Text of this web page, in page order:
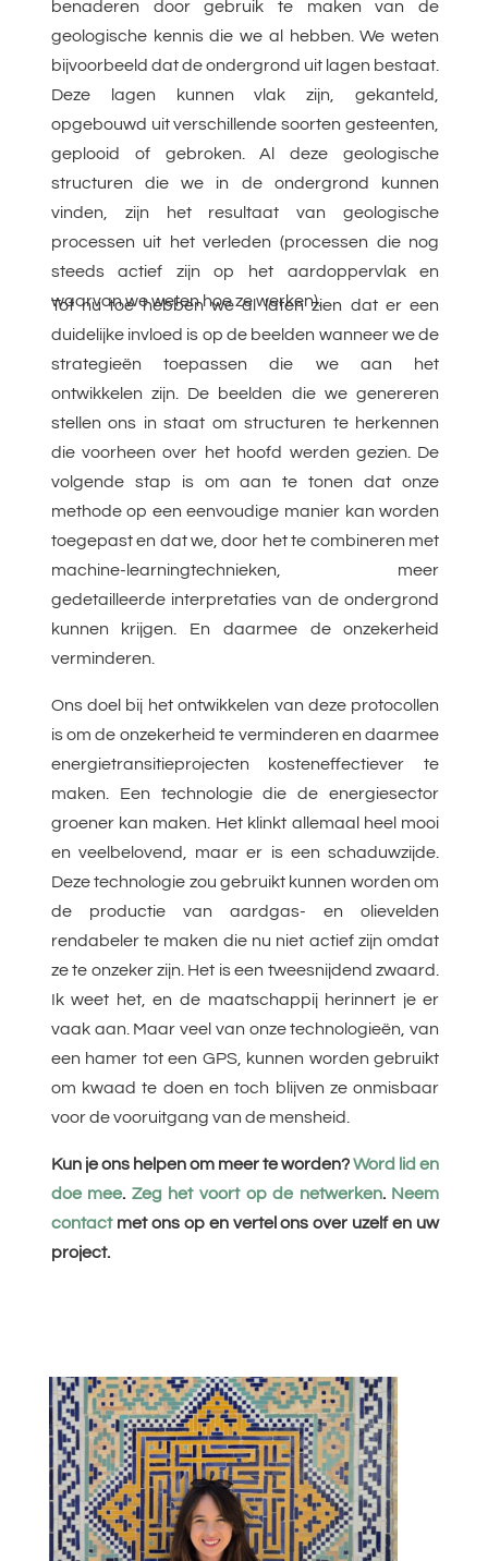
benaderen door gebruik te maken van de
geologische kennis die we al hebben. We weten
bijvoorbeeld dat de ondergrond uit lagen bestaat.
Deze lagen kunnen vlak zijn, gekanteld,
opgebouwd uit verschillende soorten gesteenten,
geplooid of gebroken. Al deze geologische
structuren die we in de ondergrond kunnen
vinden, zijn het resultaat van geologische
processen uit het verleden (processen die nog
steeds actief zijn op het aardoppervlak en
waarvan we weten hoe ze werken).
Tot nu toe hebben we al laten zien dat er een
duidelijke invloed is op de beelden wanneer we de
strategieën toepassen die we aan het
ontwikkelen zijn. De beelden die we genereren
stellen ons in staat om structuren te herkennen
die voorheen over het hoofd werden gezien. De
volgende stap is om aan te tonen dat onze
methode op een eenvoudige manier kan worden
toegepast en dat we, door het te combineren met
machine-learningtechnieken, meer
gedetailleerde interpretaties van de ondergrond
kunnen krijgen. En daarmee de onzekerheid
verminderen.
Ons doel bij het ontwikkelen van deze protocollen
is om de onzekerheid te verminderen en daarmee
energietransitieprojecten kosteneffectiever te
maken. Een technologie die de energiesector
groener kan maken. Het klinkt allemaal heel mooi
en veelbelovend, maar er is een schaduwzijde.
Deze technologie zou gebruikt kunnen worden om
de productie van aardgas- en olievelden
rendabeler te maken die nu niet actief zijn omdat
ze te onzeker zijn. Het is een tweesnijdend zwaard.
Ik weet het, en de maatschappij herinnert je er
vaak aan. Maar veel van onze technologieën, van
een hamer tot een GPS, kunnen worden gebruikt
om kwaad te doen en toch blijven ze onmisbaar
voor de vooruitgang van de mensheid.
Kun je ons helpen om meer te worden?Word lid en
doe mee. Zeg het voort op de netwerken. Neem
contact met ons op en vertel ons over uzelf en uw
project.